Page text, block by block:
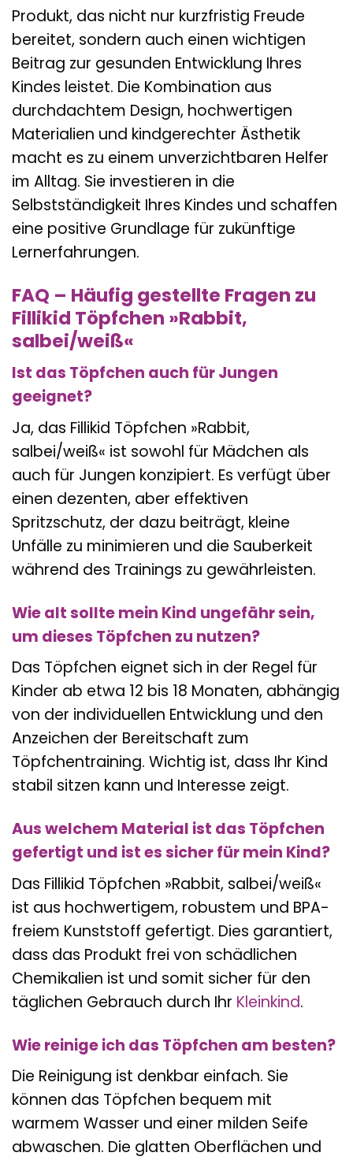
Produkt, das nicht nur kurzfristig Freude
bereitet, sondern auch einen wichtigen
Beitrag zur gesunden Entwicklung Ihres
Kindes leistet. Die Kombination aus
durchdachtem Design, hochwertigen
Materialien und kindgerechter Ästhetik
macht es zu einem unverzichtbaren Helfer
im Alltag. Sie investieren in die
Selbstständigkeit Ihres Kindes und schaffen
eine positive Grundlage für zukünftige
Lernerfahrungen.
FAQ – Häufig gestellte Fragen zu
Fillikid Töpfchen »Rabbit,
salbei/weiß«
Ist das Töpfchen auch für Jungen
geeignet?
Ja, das Fillikid Töpfchen »Rabbit,
salbei/weiß« ist sowohl für Mädchen als
auch für Jungen konzipiert. Es verfügt über
einen dezenten, aber effektiven
Spritzschutz, der dazu beiträgt, kleine
Unfälle zu minimieren und die Sauberkeit
während des Trainings zu gewährleisten.
Wie alt sollte mein Kind ungefähr sein,
um dieses Töpfchen zu nutzen?
Das Töpfchen eignet sich in der Regel für
Kinder ab etwa 12 bis 18 Monaten, abhängig
von der individuellen Entwicklung und den
Anzeichen der Bereitschaft zum
Töpfchentraining. Wichtig ist, dass Ihr Kind
stabil sitzen kann und Interesse zeigt.
Aus welchem Material ist das Töpfchen
gefertigt und ist es sicher für mein Kind?
Das Fillikid Töpfchen »Rabbit, salbei/weiß«
ist aus hochwertigem, robustem und BPA-
freiem Kunststoff gefertigt. Dies garantiert,
dass das Produkt frei von schädlichen
Chemikalien ist und somit sicher für den
täglichen Gebrauch durch Ihr Kleinkind.
Wie reinige ich das Töpfchen am besten?
Die Reinigung ist denkbar einfach. Sie
können das Töpfchen bequem mit
warmem Wasser und einer milden Seife
abwaschen. Die glatten Oberflächen und